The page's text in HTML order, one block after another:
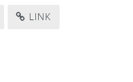
LINK